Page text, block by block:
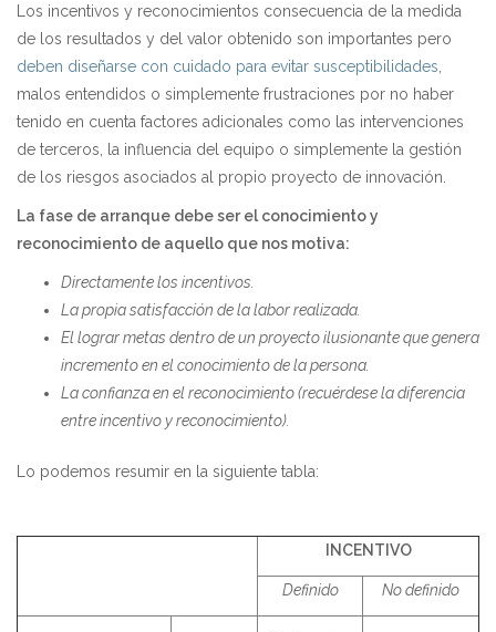
Los incentivos y reconocimientos consecuencia de la medida
de los resultados y del valor obtenido son importantes pero
deben diseñarse con cuidado para evitar susceptibilidades
malos entendidos o simplemente frustraciones por no haber
tenido en cuenta factores adicionales como las intervenciones
de terceros, la influencia del equipo o simplemente la gestión
de los riesgos asociados al propio proyecto de innovación.
La fase de arranque debe ser el conocimiento y
reconocimiento de aquello que nos motiva:
Directamente los incentivos.
La propia satisfacción de la labor realizada.
El lograr metas dentro de un proyecto ilusionante que genera
incremento en el conocimiento de la persona.
La confianza en el reconocimiento (recuérdese la diferencia
entre incentivo y reconocimiento).
Lo podemos resumir en la siguiente tabla:
INCENTIVO
Definido No definido